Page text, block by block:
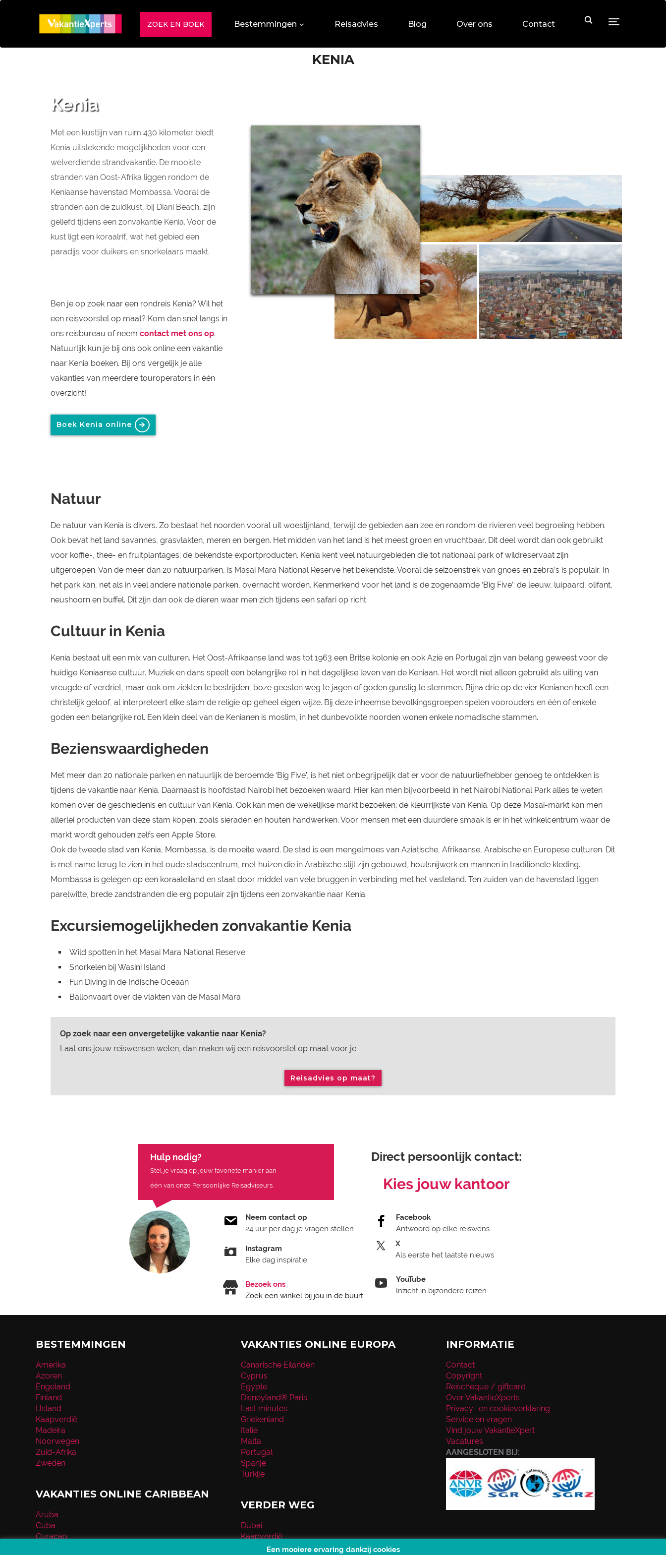
Toggle
ZOEK EN BOEK Bestemmingen Reisadvies Blog Over ons Contact
KENIA
Kenia
Met een kustlijn van ruim 430 kilometer biedt
Kenia uitstekende mogelijkheden voor een
welverdiende strandvakantie. De mooiste
stranden van Oost-Afrika liggen rondom de
Keniaanse havenstad Mombassa. Vooral de
stranden aan de zuidkust, bij Diani Beach, zijn
geliefd tijdens een zonvakantie Kenia. Voor de
kust ligt een koraalrif, wat het gebied een
paradijs voor duikers en snorkelaars maakt.
Ben je op zoek naar een rondreis Kenia? Wil het
een reisvoorstel op maat? Kom dan snel langs in
ons reisbureau of neem contact met ons op.
Natuurlijk kun je bij ons ook online een vakantie
naar Kenia boeken. Bij ons vergelijk je alle
vakanties van meerdere touroperators in één
overzicht!
Boek Kenia online
Natuur
De natuur van Kenia is divers. Zo bestaat het noorden vooral uit woestijnland, terwijl de gebieden aan zee en rondom de rivieren veel begroeiing hebben.
Ook bevat het land savannes, grasvlakten, meren en bergen. Het midden van het land is het meest groen en vruchtbaar. Dit deel wordt dan ook gebruikt
voor koffie-, thee- en fruitplantages; de bekendste exportproducten. Kenia kent veel natuurgebieden die tot nationaal park of wildreservaat zijn
uitgeroepen. Van de meer dan 20 natuurparken, is Masai Mara National Reserve het bekendste. Vooral de seizoenstrek van gnoes en zebra’s is populair. In
het park kan, net als in veel andere nationale parken, overnacht worden. Kenmerkend voor het land is de zogenaamde ‘Big Five’: de leeuw, luipaard, olifant,
neushoorn en buffel. Dit zijn dan ook de dieren waar men zich tijdens een safari op richt.
Cultuur in Kenia
Kenia bestaat uit een mix van culturen. Het Oost-Afrikaanse land was tot 1963 een Britse kolonie en ook Azië en Portugal zijn van belang geweest voor de
huidige Keniaanse cultuur. Muziek en dans speelt een belangrijke rol in het dagelijkse leven van de Keniaan. Het wordt niet alleen gebruikt als uiting van
vreugde of verdriet, maar ook om ziekten te bestrijden, boze geesten weg te jagen of goden gunstig te stemmen. Bijna drie op de vier Kenianen heeft een
christelijk geloof, al interpreteert elke stam de religie op geheel eigen wijze. Bij deze inheemse bevolkingsgroepen spelen voorouders en één of enkele
goden een belangrijke rol. Een klein deel van de Kenianen is moslim, in het dunbevolkte noorden wonen enkele nomadische stammen.
Bezienswaardigheden
Met meer dan 20 nationale parken en natuurlijk de beroemde ‘Big Five’, is het niet onbegrijpelijk dat er voor de natuurliefhebber genoeg te ontdekken is
tijdens de vakantie naar Kenia. Daarnaast is hoofdstad Nairobi het bezoeken waard. Hier kan men bijvoorbeeld in het Nairobi National Park alles te weten
komen over de geschiedenis en cultuur van Kenia. Ook kan men de wekelijkse markt bezoeken; de kleurrijkste van Kenia. Op deze Masai-markt kan men
allerlei producten van deze stam kopen, zoals sieraden en houten handwerken. Voor mensen met een duurdere smaak is er in het winkelcentrum waar de
markt wordt gehouden zelfs een Apple Store.
Ook de tweede stad van Kenia, Mombassa, is de moeite waard. De stad is een mengelmoes van Aziatische, Afrikaanse, Arabische en Europese culturen. Dit
is met name terug te zien in het oude stadscentrum, met huizen die in Arabische stijl zijn gebouwd, houtsnijwerk en mannen in traditionele kleding.
Mombassa is gelegen op een koraaleiland en staat door middel van vele bruggen in verbinding met het vasteland. Ten zuiden van de havenstad liggen
parelwitte, brede zandstranden die erg populair zijn tijdens een zonvakantie naar Kenia.
Excursiemogelijkheden zonvakantie Kenia
Wild spotten in het Masai Mara National Reserve
Snorkelen bij Wasini Island
Fun Diving in de Indische Oceaan
Ballonvaart over de vlakten van de Masai Mara
Op zoek naar een onvergetelijke vakantie naar Kenia?
Laat ons jouw reiswensen weten, dan maken wij een reisvoorstel op maat voor je.
Reisadvies op maat?
Hulp nodig?
Stel je vraag op jouw favoriete manier aan
één van onze Persoonlijke Reisadviseurs.
Direct persoonlijk contact:
Kies jouw kantoor
Neem contact op
24 uur per dag je vragen stellen
Instagram
Elke dag inspiratie
Bezoek ons
Zoek een winkel bij jou in de buurt
Facebook
Antwoord op elke reiswens
X
Als eerste het laatste nieuws
YouTube
Inzicht in bijzondere reizen
BESTEMMINGEN
Amerika
Azoren
Engeland
Finland
IJsland
Kaapverdië
Madeira
Noorwegen
Zuid-Afrika
Zweden
VAKANTIES ONLINE CARIBBEAN
Aruba
Cuba
Curaçao
VAKANTIES ONLINE EUROPA
Canarische Eilanden
Cyprus
Egypte
Disneyland® Paris
Last minutes
Griekenland
Italie
Malta
Portugal
Spanje
Turkije
VERDER WEG
Dubai
Kaapverdië
INFORMATIE
Contact
Copyright
Reischeque / giftcard
Over VakantieXperts
Privacy- en cookieverklaring
Service en vragen
Vind jouw VakantieXpert
Vacatures
AANGESLOTEN BIJ:
Een mooiere ervaring dankzij cookies